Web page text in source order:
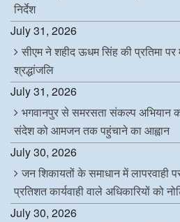
निर्देश
July 31, 2026
सीएम ने शहीद ऊधम सिंह की प्रतिमा पर
श्रद्धांजलि
July 31, 2026
भगवानपुर से समरसता संकल्प अभियान
संदेश को आमजन तक पहुंचाने का आह्वान
July 30, 2026
जन शिकायतों के समाधान में लापरवाही
प्रतिशत कार्यवाही वाले अधिकारियों को
July 30, 2026